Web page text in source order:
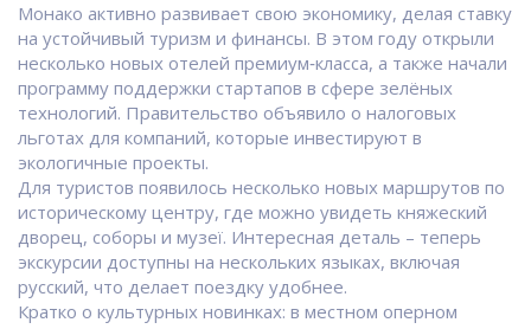
Монако активно развивает свою экономику, делая ставку
на устойчивый туризм и финансы. В этом году открыли
несколько новых отелей премиум‑класса, а также начали
программу поддержки стартапов в сфере зелёных
технологий. Правительство объявило о налоговых
льготах для компаний, которые инвестируют в
экологичные проекты.
Для туристов появилось несколько новых маршрутов по
историческому центру, где можно увидеть княжеский
дворец, соборы и музеї. Интересная деталь – теперь
экскурсии доступны на нескольких языках, включая
русский, что делает поездку удобнее.
Кратко о культурных новинках: в местном оперном